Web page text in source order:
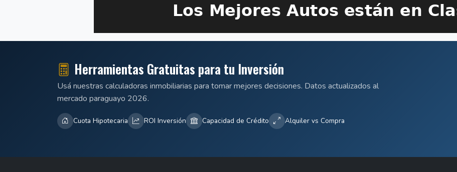
Herramientas Gratuitas para tu Inversión
Usá nuestras calculadoras inmobiliarias para tomar mejores decisiones. Datos actualizados al
mercado paraguayo 2026.
Cuota Hipotecaria ROI Inversión Capacidad de Crédito Alquiler vs Compra